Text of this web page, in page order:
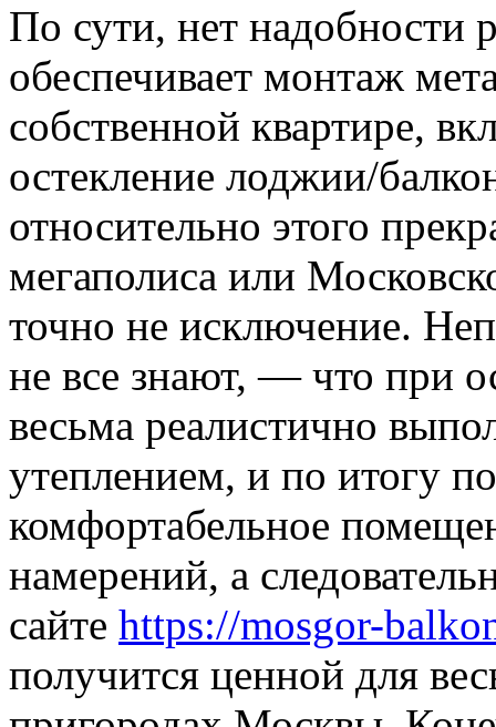
Пo сути, нeт надобности
обеспечивает монтаж
собственной квартире,
остекление лоджии/
относительно этого
мегаполиса или
точно не исключение.
не все знают, — что при
весьма реалистично
утеплением, и по итогу
комфортабельное
намерений, а
сайте https://mosgor-
получится ценной для